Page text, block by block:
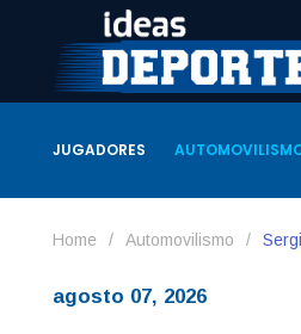
JUGADORES
Home / Automovilismo /
agosto 07, 2026